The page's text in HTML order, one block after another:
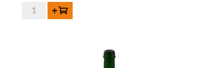
quantité
Ajouter au panier